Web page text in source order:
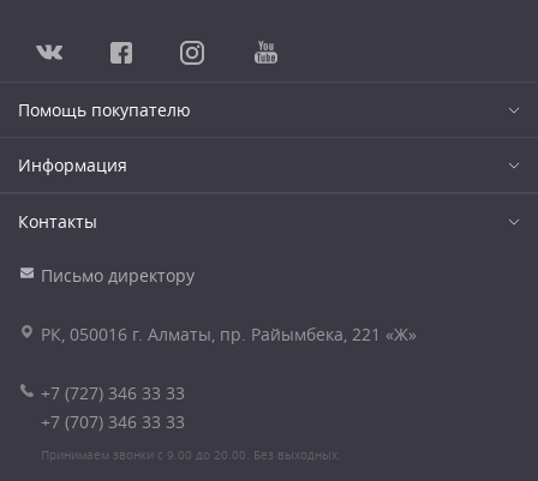
Помощь покупателю
Информация
Контакты
Письмо директору
РК, 050016 г. Алматы, пр. Райымбека, 221 «Ж»
+7 (727) 346 33 33
+7 (707) 346 33 33
Принимаем звонки с 9.00 до 20.00. Без выходных.